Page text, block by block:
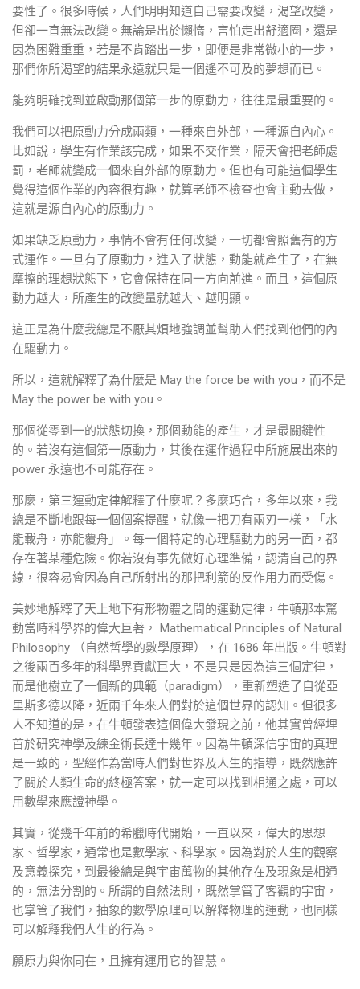
要性了。很多時候，人們明明知道自己需要改變，渴望改變，
但卻一直無法改變。無論是出於懶惰，害怕走出舒適圈，還是
因為困難重重，若是不肯踏出一步，即便是非常微小的一步，
那們你所渴望的結果永遠就只是一個遙不可及的夢想而已。
能夠明確找到並啟動那個第一步的原動力，往往是最重要的。
我們可以把原動力分成兩類，一種來自外部，一種源自內心。
比如說，學生有作業該完成，如果不交作業，隔天會把老師處
罰，老師就變成一個來自外部的原動力。但也有可能這個學生
覺得這個作業的內容很有趣，就算老師不檢查也會主動去做，
這就是源自內心的原動力。
如果缺乏原動力，事情不會有任何改變，一切都會照舊有的方
式運作。一旦有了原動力，進入了狀態，動能就產生了，在無
摩擦的理想狀態下，它會保持在同一方向前進。而且，這個原
動力越大，所產生的改變量就越大、越明顯。
這正是為什麼我總是不厭其煩地強調並幫助人們找到他們的內
在驅動力。
所以，這就解釋了為什麼是 May the force be with you，而不是
May the power be with you。
那個從零到一的狀態切換，那個動能的產生，才是最關鍵性
的。若沒有這個第一原動力，其後在運作過程中所施展出來的
power 永遠也不可能存在。
那麼，第三運動定律解釋了什麼呢？多麼巧合，多年以來，我
總是不斷地跟每一個個案提醒，就像一把刀有兩刃一樣，「水
能載舟，亦能覆舟」。每一個特定的心理驅動力的另一面，都
存在著某種危險。你若沒有事先做好心理準備，認清自己的界
線，很容易會因為自己所射出的那把利箭的反作用力而受傷。
美妙地解釋了天上地下有形物體之間的運動定律，牛頓那本驚
動當時科學界的偉大巨著， Mathematical Principles of Natural
Philosophy （自然哲學的數學原理），在 1686 年出版。牛頓對
之後兩百多年的科學界貢獻巨大，不是只是因為這三個定律，
而是他樹立了一個新的典範（paradigm），重新塑造了自從亞
里斯多德以降，近兩千年來人們對於這個世界的認知。但很多
人不知道的是，在牛頓發表這個偉大發現之前，他其實曾經埋
首於研究神學及練金術長達十幾年。因為牛頓深信宇宙的真理
是一致的，聖經作為當時人們對世界及人生的指導，既然應許
了關於人類生命的終極答案，就一定可以找到相通之處，可以
用數學來應證神學。
其實，從幾千年前的希臘時代開始，一直以來，偉大的思想
家、哲學家，通常也是數學家、科學家。因為對於人生的觀察
及意義探究，到最後總是與宇宙萬物的其他存在及現象是相通
的，無法分割的。所謂的自然法則，既然掌管了客觀的宇宙，
也掌管了我們，抽象的數學原理可以解釋物理的運動，也同樣
可以解釋我們人生的行為。
願原力與你同在，且擁有運用它的智慧。